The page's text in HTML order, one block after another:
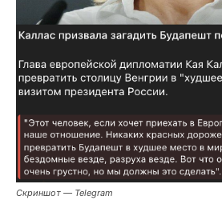
Скриншот — Telegram